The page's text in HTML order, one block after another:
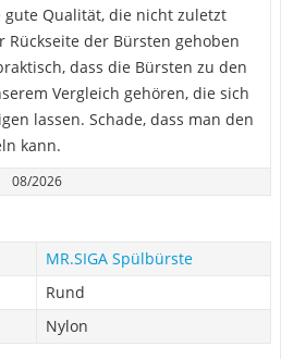
Qualität, die nicht zuletzt
der Bürsten gehoben
dass die Bürsten zu den
Vergleich gehören, die sich
lassen. Schade, dass man den
kann.
08/2026
MR.SIGA Spülbürste
Rund
Nylon